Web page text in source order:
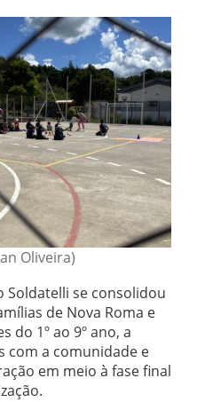
Oliveira)
Soldatelli se consolidou
de Nova Roma e
do 1º ao 9º ano, a
com a comunidade e
em meio à fase final